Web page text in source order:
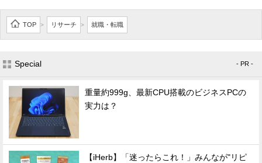
TOP > リサーチ > 就職・転職
Special - PR -
重量約999g、最新CPU搭載のビジネスPCの
実力は？
【iHerb】「迷ったらこれ！」みんなが"リピ